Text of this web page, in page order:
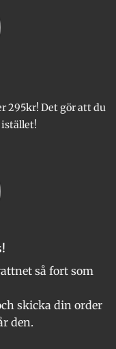
produktsidan
295kr! Det gör att du
så fort som
skicka din order
den.